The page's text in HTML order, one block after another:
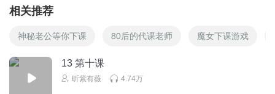
相关推荐
神秘老公等你下课 80后的代课老师 魔女下课游戏
13 第十课
昕紫有薇 4.74万